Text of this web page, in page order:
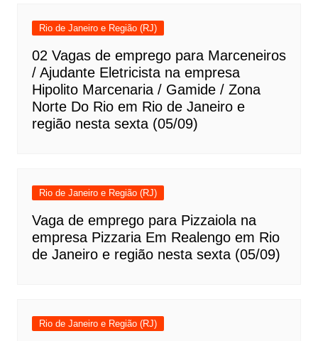
Rio de Janeiro e Região (RJ)
02 Vagas de emprego para Marceneiros
/ Ajudante Eletricista na empresa
Hipolito Marcenaria / Gamide / Zona
Norte Do Rio em Rio de Janeiro e
região nesta sexta (05/09)
Rio de Janeiro e Região (RJ)
Vaga de emprego para Pizzaiola na
empresa Pizzaria Em Realengo em Rio
de Janeiro e região nesta sexta (05/09)
Rio de Janeiro e Região (RJ)